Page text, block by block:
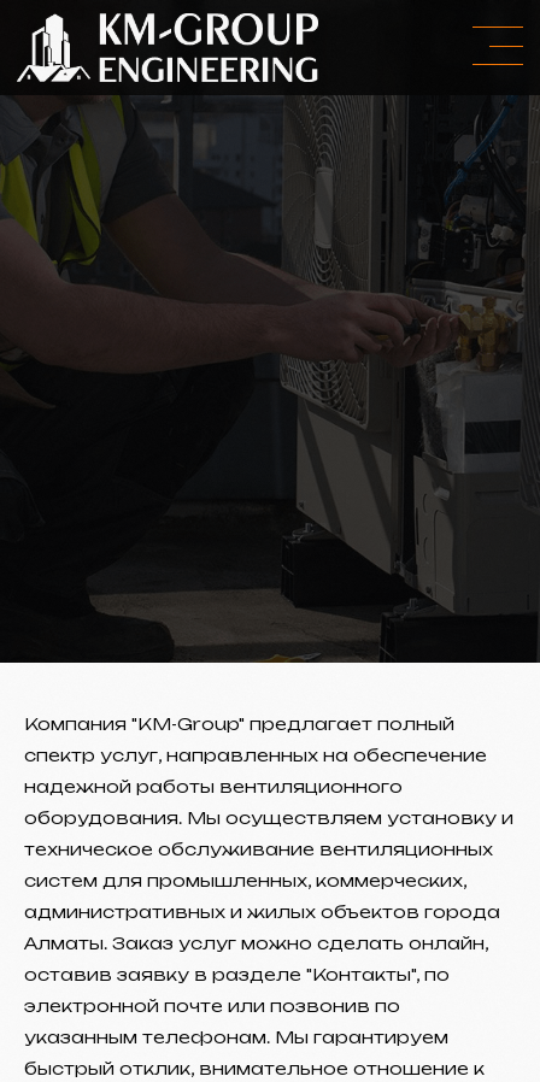
Компания "КМ-Group" предлагает полный
спектр услуг, направленных на обеспечение
надежной работы вентиляционного
оборудования. Мы осуществляем установку и
техническое обслуживание вентиляционных
систем для промышленных, коммерческих,
административных и жилых объектов города
Алматы. Заказ услуг можно сделать онлайн,
оставив заявку в разделе "Контакты", по
электронной почте или позвонив по
указанным телефонам. Мы гарантируем
быстрый отклик, внимательное отношение к